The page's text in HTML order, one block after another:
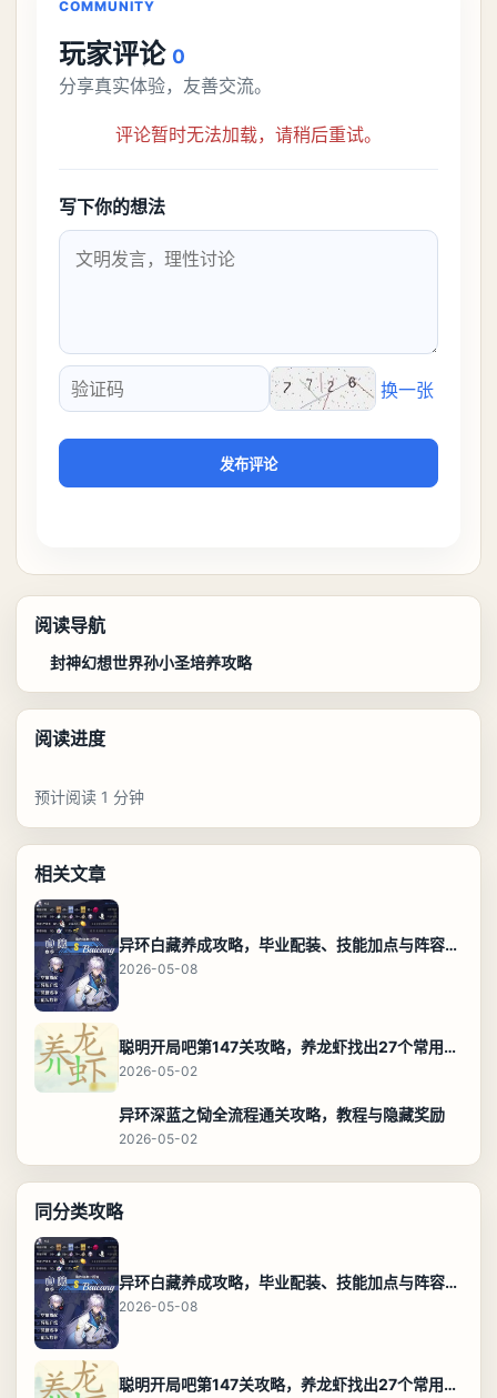
COMMUNITY
玩家评论 0
分享真实体验，友善交流。
评论暂时无法加载，请稍后重试。
写下你的想法
验证码
换一张
发布评论
阅读导航
封神幻想世界孙小圣培养攻略
阅读进度
预计阅读 1 分钟
相关文章
异环白藏养成攻略，毕业配装、技能加点与阵容搭配保姆级解析
2026-05-08
聪明开局吧第147关攻略，养龙虾找出27个常用字通关答案
2026-05-02
异环深蓝之恸全流程通关攻略，教程与隐藏奖励
2026-05-02
同分类攻略
异环白藏养成攻略，毕业配装、技能加点与阵容搭配保姆级解析
2026-05-08
聪明开局吧第147关攻略，养龙虾找出27个常用字通关答案